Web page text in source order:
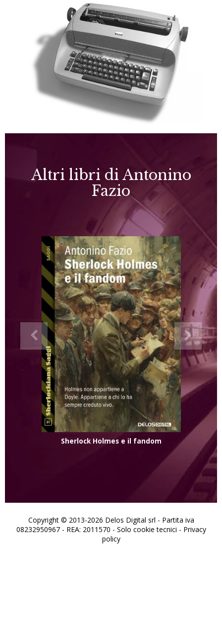
Altri libri di Antonino
Fazio
Sherlock Holmes e il fandom
Copyright © 2013-2026 Delos Digital srl - Partita iva
08232950967 - REA: 2011570 - Solo cookie tecnici - Privacy
policy